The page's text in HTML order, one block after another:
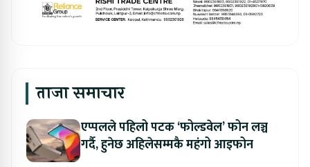
ताजा समाचार
एप्पलले पहिलो पटक ‘फोल्डवेल’ फोन लञ्च
गर्दै, हुनेछ अहिलेसम्मकै महंगो आइफोन